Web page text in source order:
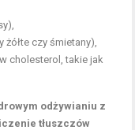
żółte czy śmietany),
cholesterol, takie jak
odżywianiu z
tłuszczów